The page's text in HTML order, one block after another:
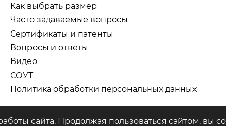
Как выбрать размер
Часто задаваемые вопросы
Сертификаты и патенты
Вопросы и ответы
Видео
СОУТ
Политика обработки персональных данных
сайта. Продолжая пользоваться сайтом, вы